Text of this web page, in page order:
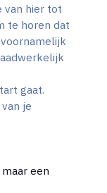
van hier tot
te horen dat
gaat.
je
een